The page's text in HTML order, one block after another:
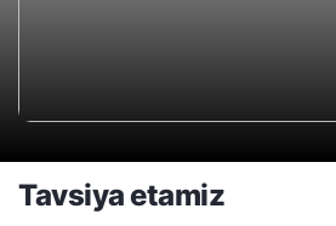
Tavsiya etamiz